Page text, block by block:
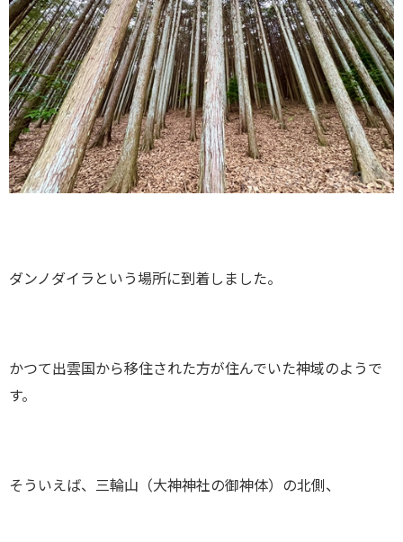
ダンノダイラという場所に到着しました。
かつて出雲国から移住された方が住んでいた神域のようで
す。
そういえば、三輪山（大神神社の御神体）の北側、